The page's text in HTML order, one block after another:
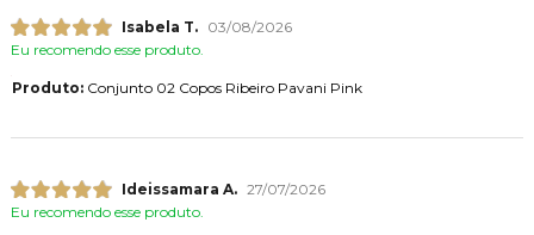
Isabela T.
03/08/2026
Eu recomendo esse produto.
Produto:Conjunto 02 Copos Ribeiro Pavani Pink
Ideissamara A. 27/07/2026
Eu recomendo esse produto.